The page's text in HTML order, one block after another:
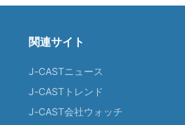
関連サイト
J-CASTニュース
J-CASTトレンド
J-CAST会社ウォッチ